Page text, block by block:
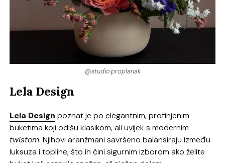
@studio.proplanak
Lela Design
Lela Design poznat je po elegantnim, profinjenim
buketima koji odišu klasikom, ali uvijek s modernim
twistom. Njihovi aranžmani savršeno balansiraju između
luksuza i topline, što ih čini sigurnim izborom ako želite